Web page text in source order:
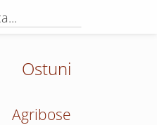
Ostuni
Agribose